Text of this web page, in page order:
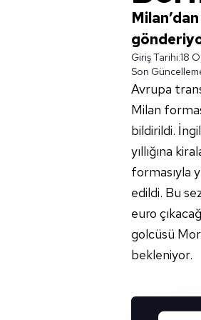
Giriş Tarihi:18
Son
Avrupa
Milan
bildirildi.
yıllığına
formasıyla
edildi. Bu
euro
golcüsü
bekleniyor.